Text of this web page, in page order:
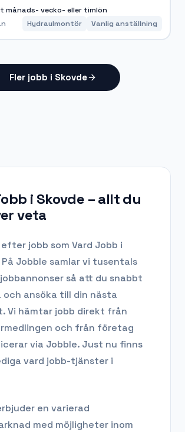
månads- vecko- eller timlön
Hydraulmontör Vanlig anställning
Fler jobb i Skovde
i Skovde – allt du
veta
efter jobb som Vard Jobb i
På Jobble samlar vi tusentals
så att du snabbt
och ansöka till din nästa
Vi hämtar jobb direkt från
och från företag
via Jobble. Just nu finns
vard jobb-tjänster i
en varierad
med möjligheter inom